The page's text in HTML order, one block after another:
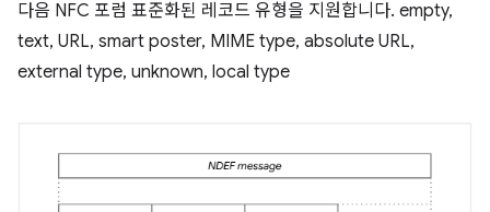
다음 NFC 포럼 표준화된 레코드 유형을 지원합니다. empty,
text, URL, smart poster, MIME type, absolute URL,
external type, unknown, local type